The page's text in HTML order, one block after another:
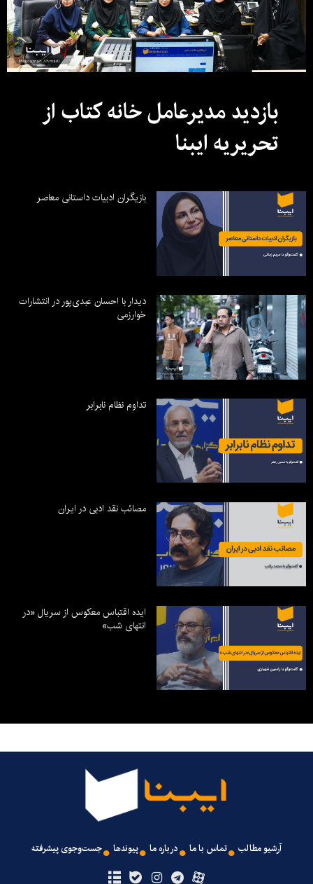
بازدید مدیرعامل خانه کتاب از
تحریریه ایبنا
بازیگران ادبیات داستانی معاصر
دیدار با احسان عبدی‌پور در انتشارات
خوارزمی
تداوم نظام نابرابر
مصائب نقد ادبی در ایران
ایده اقتباس معکوس از سریال «در
انتهای شب»
آرشیو مطالب تماس با ما درباره ما پیوندها جست‌وجوی پیشرفته